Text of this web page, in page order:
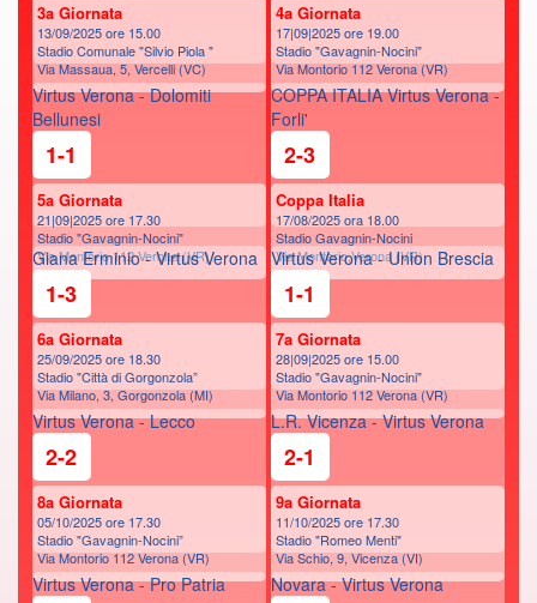
3a Giornata
13/09/2025 ore 15.00
Stadio Comunale "Silvio Piola "
Via Massaua, 5, Vercelli (VC)
4a Giornata
17|09|2025 ore 19.00
Stadio "Gavagnin-Nocini"
Via Montorio 112 Verona (VR)
Virtus Verona - Dolomiti
Bellunesi
1-1
5a Giornata
21|09|2025 ore 17.30
Stadio "Gavagnin-Nocini"
Via Montorio 112 Verona (VR)
COPPA ITALIA Virtus Verona -
Forli'
2-3
Coppa Italia
17/08/2025 ora 18.00
Stadio Gavagnin-Nocini
Via Montorio,Verona (VR)
Giana Erminio - Virtus Verona
1-3
6a Giornata
25/09/2025 ore 18.30
Stadio "Città di Gorgonzola”
Via Milano, 3, Gorgonzola (MI)
Virtus Verona - Union Brescia
1-1
7a Giornata
28|09|2025 ore 15.00
Stadio "Gavagnin-Nocini"
Via Montorio 112 Verona (VR)
Virtus Verona - Lecco
2-2
8a Giornata
05/10/2025 ore 17.30
Stadio "Gavagnin-Nocini”
Via Montorio 112 Verona (VR)
L.R. Vicenza - Virtus Verona
2-1
9a Giornata
11/10/2025 ore 17.30
Stadio "Romeo Menti"
Via Schio, 9, Vicenza (VI)
Virtus Verona - Pro Patria Novara - Virtus Verona